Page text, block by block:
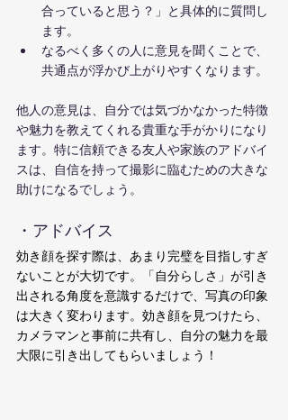
合っていると思う？」と具体的に質問し
ます。
なるべく多くの人に意見を聞くことで、
共通点が浮かび上がりやすくなります。
他人の意見は、自分では気づかなかった特徴
や魅力を教えてくれる貴重な手がかりになり
ます。特に信頼できる友人や家族のアドバイ
スは、自信を持って撮影に臨むための大きな
助けになるでしょう。
・アドバイス
効き顔を探す際は、あまり完璧を目指しすぎ
ないことが大切です。「自分らしさ」が引き
出される角度を意識するだけで、写真の印象
は大きく変わります。効き顔を見つけたら、
カメラマンと事前に共有し、自分の魅力を最
大限に引き出してもらいましょう！